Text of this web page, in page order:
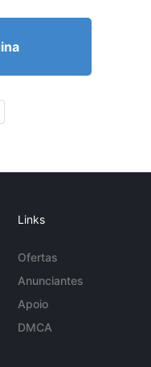
Links
Ofertas
Anunciantes
Apoio
DMCA